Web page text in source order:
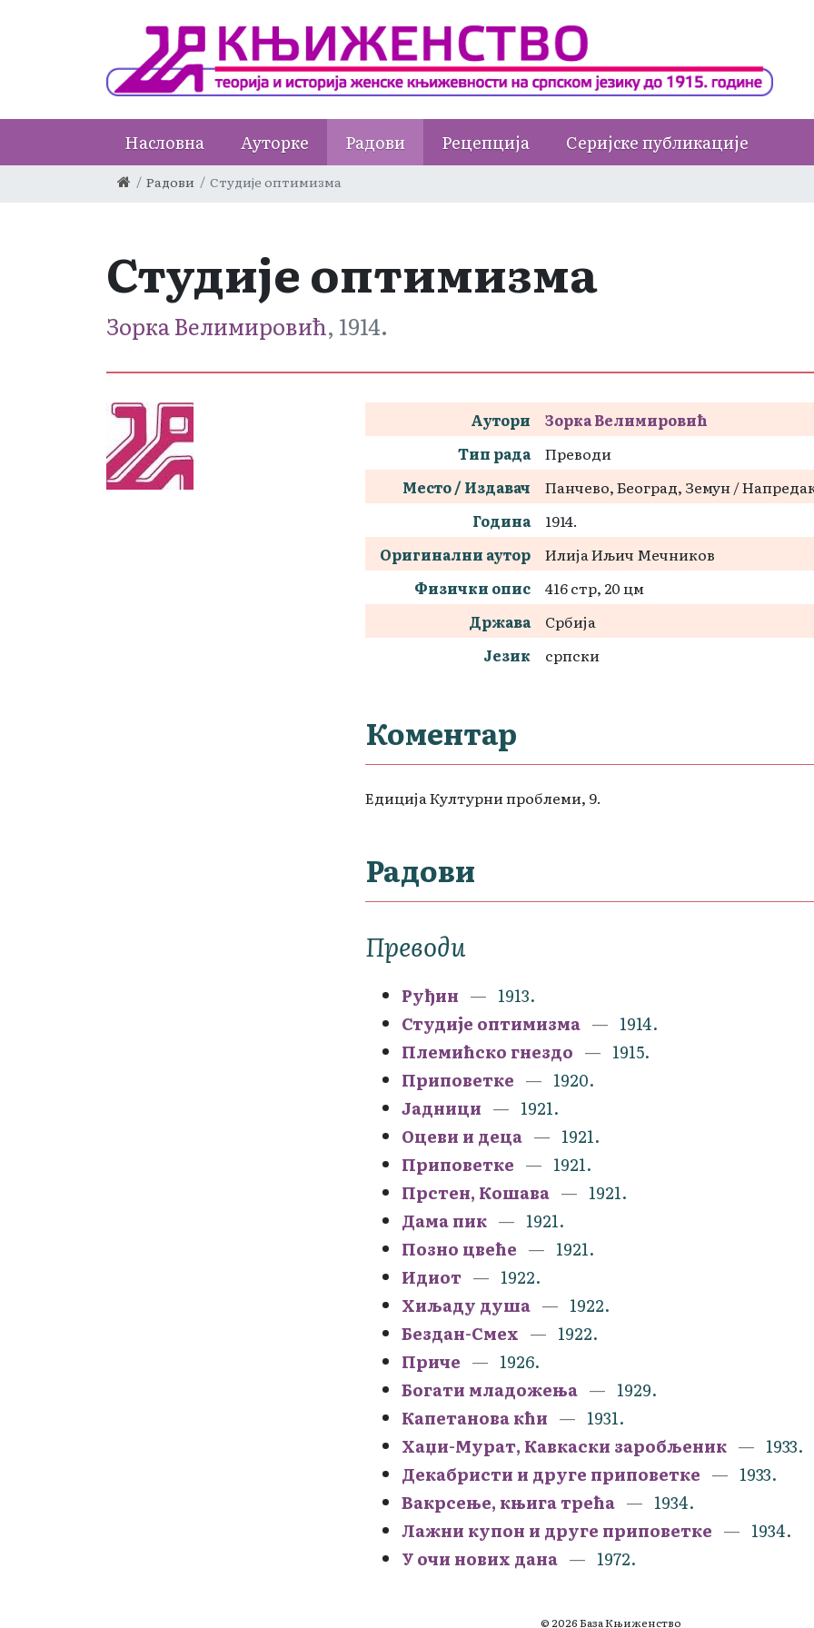
Насловна Ауторке Радови Рецепција Серијске публикације
Радови Студије оптимизма
Студије оптимизма
Зорка Велимировић, 1914.
Аутори
Зорка Велимировић
Тип рада
Преводи
Место / Издавач
Панчево, Београд, Земун /
Година
1914.
Оригинални аутор
Илија Иљич Мечников
Физички опис
416 стр, 20 цм
Држава
Србија
Језик
српски
Коментар
Едиција Културни проблеми, 9.
Радови
Преводи
Руђин
1913.
Студије оптимизма
1914.
Племићско гнездо
1915.
Приповетке
1920.
Јадници
1921.
Оцеви и деца
1921.
Приповетке
1921.
Прстен, Кошава
1921.
Дама пик
1921.
Позно цвеће
1921.
Идиот
1922.
Хиљаду душа
1922.
Бездан-Смех
1922.
Приче
1926.
Богати младожења
1929.
Капетанова кћи
1931.
Хаџи-Мурат, Кавкаски заробљеник
1933.
Декабристи и друге приповетке
1933.
Вакрсење, књига трећа
1934.
Лажни купон и друге приповетке
1934.
У очи нових дана
1972.
© 2026 База Књиженство